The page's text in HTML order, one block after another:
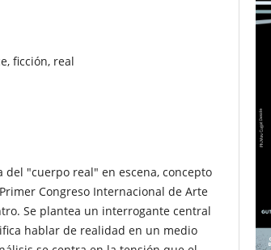
ficción, real
"cuerpo real" en escena, concepto
Congreso Internacional de Arte
Se plantea un interrogante central
hablar de realidad en un medio